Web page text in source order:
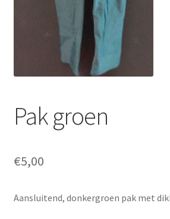
Pak groen
€5,00
Aansluitend, donkergroen pak met